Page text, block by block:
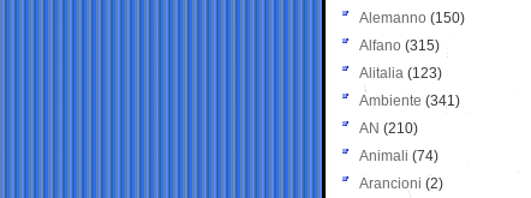
Alemanno (150)
Alfano (315)
Alitalia (123)
Ambiente (341)
AN (210)
Animali (74)
Arancioni (2)